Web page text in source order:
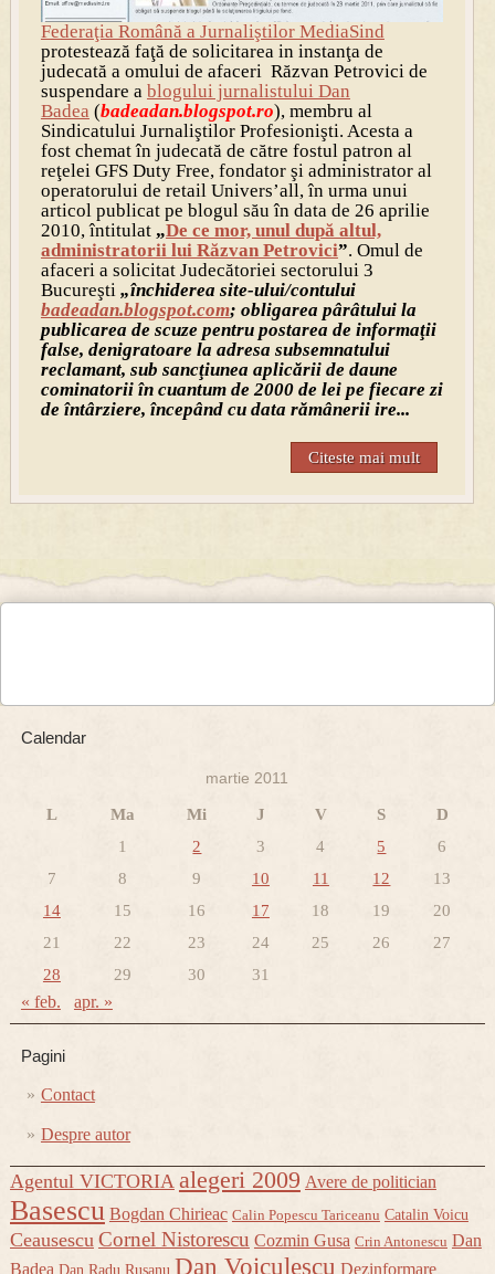
Federaţia Română a Jurnaliştilor MediaSind
protestează faţă de solicitarea in instanţa de
judecată a omului de afaceri Răzvan Petrovici de
suspendare a blogului jurnalistului Dan
Badea (badeadan.blogspot.ro), membru al
Sindicatului Jurnaliştilor Profesionişti. Acesta a
fost chemat în judecată de către fostul patron al
reţelei GFS Duty Free, fondator şi administrator al
operatorului de retail Univers’all, în urma unui
articol publicat pe blogul său în data de 26 aprilie
2010, întitulat „De ce mor, unul după altul,
administratorii lui Răzvan Petrovici”. Omul de
afaceri a solicitat Judecătoriei sectorului 3
Bucureşti „închiderea site-ului/contului
badeadan.blogspot.com; obligarea pârâtului la
publicarea de scuze pentru postarea de informaţii
false, denigratoare la adresa subsemnatului
reclamant, sub sancţiunea aplicării de daune
cominatorii în cuantum de 2000 de lei pe fiecare zi
de întârziere, începând cu data rămânerii ire...
Citeste mai mult
Calendar
martie 2011
L Ma Mi J V S
D
1
2 3 4 5
6
7
8 9 10 11 12
13
14
15 16 17 18 19
20
21
22 23 24 25 26
27
28
29 30 31
« feb. apr. »
Pagini
Contact
Despre autor
Agentul VICTORIA alegeri 2009 Avere de politician
Basescu Bogdan Chirieac Calin Popescu Tariceanu Catalin Voicu
Ceausescu Cornel Nistorescu Cozmin Gusa Crin Antonescu Dan
Badea Dan Radu Rusanu Dan Voiculescu Dezinformare